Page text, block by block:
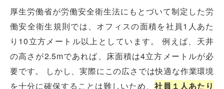
厚生労働省が労働安全衛生法にもとづいて制定した労
働安全衛生規則では、オフィスの面積を社員1人あた
り10立方メートル以上としています。 例えば、天井
の高さが2.5mであれば、床面積は4立方メートルが必
要です。 しかし、実際にこの広さでは快適な作業環境
を十分に確保することは難しいため、社員１人あたり